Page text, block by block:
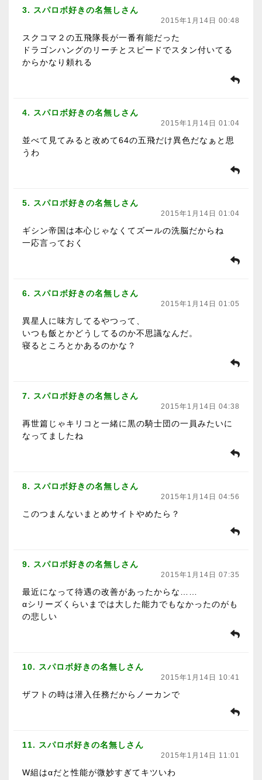
3. スパロボ好きの名無しさん
2015年1月14日 00:48
スクコマ２の五飛隊長が一番有能だった
ドラゴンハングのリーチとスピードでスタン付いてる
からかなり頼れる
4. スパロボ好きの名無しさん
2015年1月14日 01:04
並べて見てみると改めて64の五飛だけ異色だなぁと思
うわ
5. スパロボ好きの名無しさん
2015年1月14日 01:04
ギシン帝国は本心じゃなくてズールの洗脳だからね
一応言っておく
6. スパロボ好きの名無しさん
2015年1月14日 01:05
異星人に味方してるやつって、
いつも飯とかどうしてるのか不思議なんだ。
寝るところとかあるのかな？
7. スパロボ好きの名無しさん
2015年1月14日 04:38
再世篇じゃキリコと一緒に黒の騎士団の一員みたいに
なってましたね
8. スパロボ好きの名無しさん
2015年1月14日 04:56
このつまんないまとめサイトやめたら？
9. スパロボ好きの名無しさん
2015年1月14日 07:35
最近になって待遇の改善があったからな……
αシリーズくらいまでは大した能力でもなかったのがも
の悲しい
10. スパロボ好きの名無しさん
2015年1月14日 10:41
ザフトの時は潜入任務だからノーカンで
11. スパロボ好きの名無しさん
2015年1月14日 11:01
W組はαだと性能が微妙すぎてキツいわ